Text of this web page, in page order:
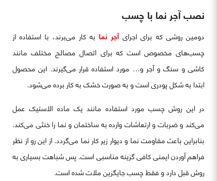
نصب آجر نما با چسب
دومین روشی که برای اجرایآجر نما به کار می‌برند، با استفاده از
چسب‌های مخصوص است که برای اتصال مصالح مختلف مانند
کاشی و سنگ و آجر و… مورد استفاده قرار می‌گیرند. این محصول
ابتدا به شکل پودری است و به صورت خشک به کار برده می‌شود.
در این روش چسب مورد استفاده مانند یک ماده الاستیک عمل
می‌کند و ضربات و ارتعاشات وارده به ساختمان و نما را خنثی می‌کند.
بنابراین باعث مقاومت نما و دیوار زیر کار نما می‌گردد. از این رو از نظر
فراهم آوردن ایمنی کافی گزینه مناسبی است. پس شباهت بسیاری به
روش قبل دارد و فقط چسب جایگزین ملات شده است.